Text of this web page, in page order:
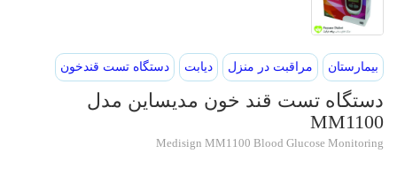
بیمارستان مراقبت در منزل دیابت دستگاه تست قندخون
دستگاه تست قند خون مدیساین مدل
MM1100
Medisign MM1100 Blood Glucose Monitoring